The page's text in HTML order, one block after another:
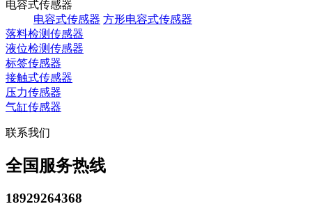
电容式传感器
电容式传感器 方形电容式传感器
落料检测传感器
液位检测传感器
标签传感器
接触式传感器
压力传感器
气缸传感器
联系我们
全国服务热线
18929264368